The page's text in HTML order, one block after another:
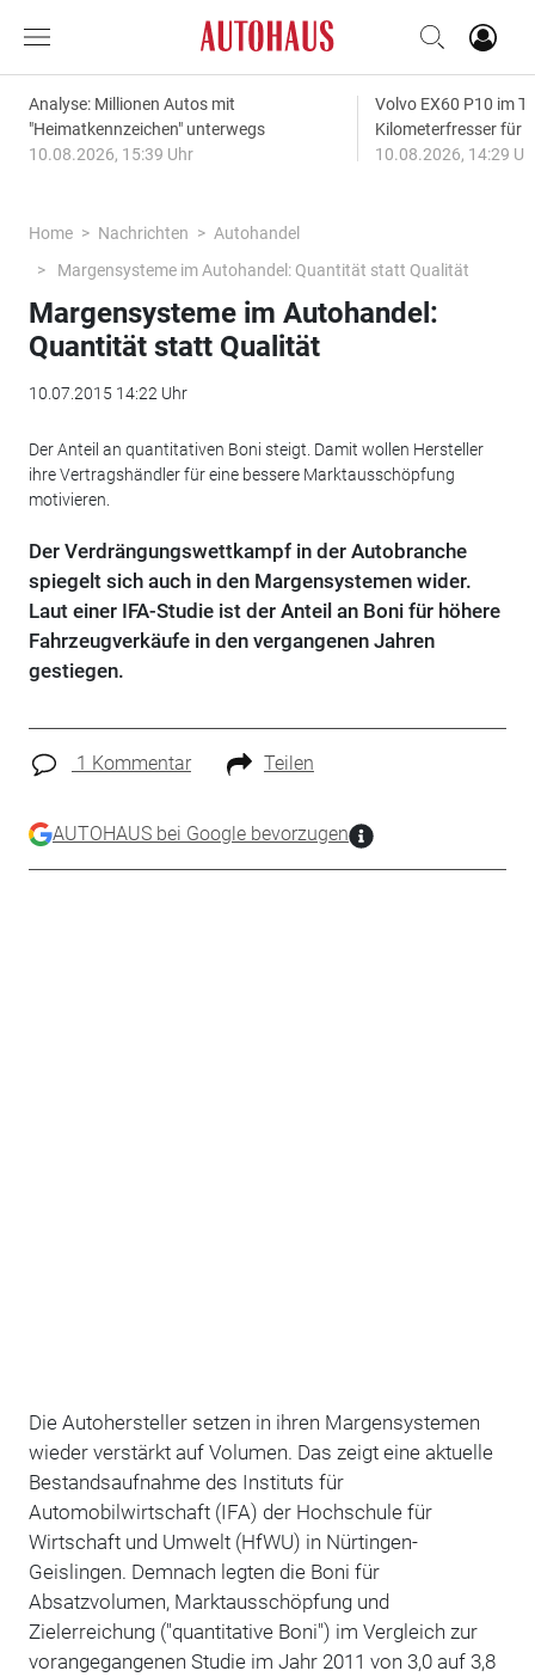
Analyse: Millionen Autos mit
"Heimatkennzeichen" unterwegs
10.08.2026, 15:39 Uhr
Volvo EX60 P10 im
Kilometerfresser für
10.08.2026, 14:29
Home Nachrichten
Autohandel
Margensysteme im Autohandel: Quantität statt Qualität
Margensysteme im Autohandel:
Quantität statt Qualität
10.07.2015 14:22 Uhr
Der Anteil an quantitativen Boni steigt. Damit wollen Hersteller
ihre Vertragshändler für eine bessere Marktausschöpfung
motivieren.
Der Verdrängungswettkampf in der Autobranche
spiegelt sich auch in den Margensystemen wider.
Laut einer IFA-Studie ist der Anteil an Boni für höhere
Fahrzeugverkäufe in den vergangenen Jahren
gestiegen.
1 Kommentar Teilen
AUTOHAUS bei Google bevorzugen
Die Autohersteller setzen in ihren Margensystemen
wieder verstärkt auf Volumen. Das zeigt eine aktuelle
Bestandsaufnahme des Instituts für
Automobilwirtschaft (IFA) der Hochschule für
Wirtschaft und Umwelt (HfWU) in Nürtingen-
Geislingen. Demnach legten die Boni für
Absatzvolumen, Marktausschöpfung und
Zielerreichung ("quantitative Boni") im Vergleich zur
vorangegangenen Studie im Jahr 2011 von 3,0 auf 3,8